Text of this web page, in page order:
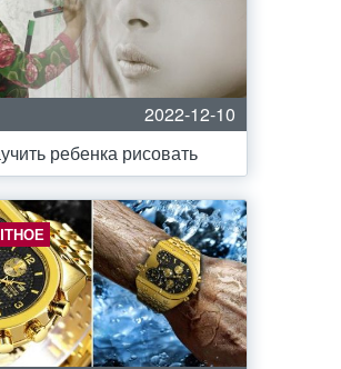
2022-12-10
ребенка рисовать